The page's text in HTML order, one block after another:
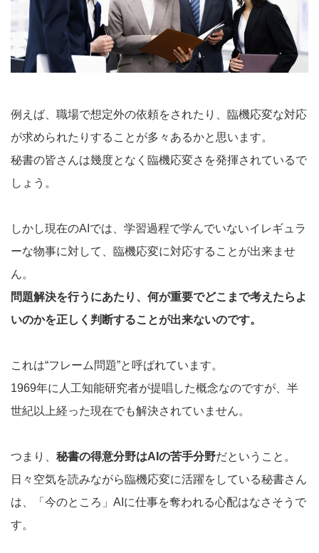
例えば、職場で想定外の依頼をされたり、臨機応変な対応
が求められたりすることが多々あるかと思います。
秘書の皆さんは幾度となく臨機応変さを発揮されているで
しょう。
しかし現在のAIでは、学習過程で学んでいないイレギュラ
ーな物事に対して、臨機応変に対応することが出来ませ
ん。
問題解決を行うにあたり、何が重要でどこまで考えたらよ
いのかを正しく判断することが出来ないのです。
これは“フレーム問題”と呼ばれています。
1969年に人工知能研究者が提唱した概念なのですが、半
世紀以上経った現在でも解決されていません。
つまり、 秘書の得意分野はAIの苦手分野だということ。
日々空気を読みながら臨機応変に活躍をしている秘書さん
は、「今のところ」AIに仕事を奪われる心配はなさそうで
す。